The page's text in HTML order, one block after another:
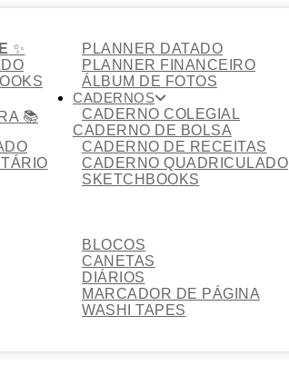
✨
PLANNER DATADO
PLANNER FINANCEIRO
ÁLBUM DE FOTOS
CADERNOS
📚
CADERNO COLEGIAL
CADERNO DE BOLSA
CADERNO DE RECEITAS
CADERNO QUADRICULADO
SKETCHBOOKS
BLOCOS
CANETAS
DIÁRIOS
MARCADOR DE PÁGINA
WASHI TAPES